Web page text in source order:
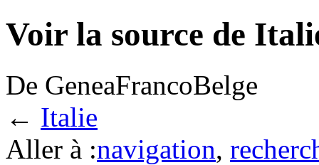
Voir la source de
De GeneaFrancoBelge
← Italie
Aller à :navigation,